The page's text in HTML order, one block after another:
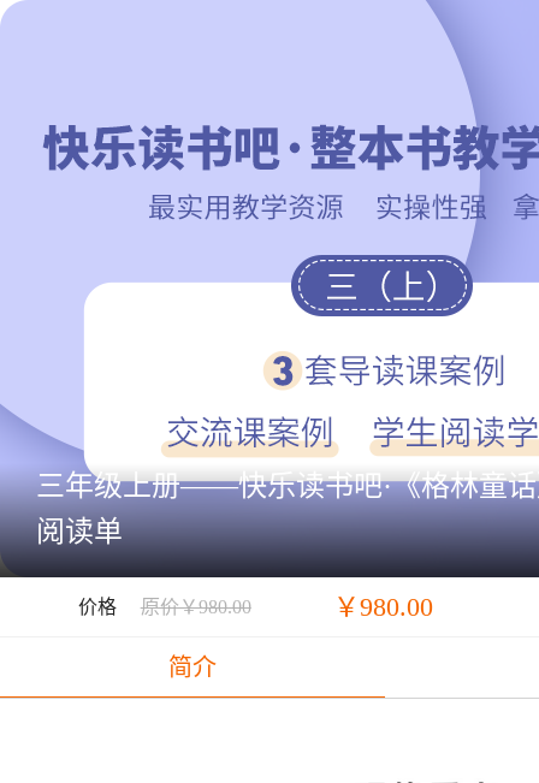
三年级上册——快乐读书吧·《格林童
阅读单
价格 原价￥980.00 ￥980.00
简介